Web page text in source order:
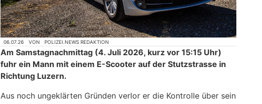
06.07.26 VON POLIZEI.NEWS REDAKTION
Am Samstagnachmittag (4. Juli 2026, kurz vor 15:15 Uhr)
fuhr ein Mann mit einem E-Scooter auf der Stutzstrasse in
Richtung Luzern.
Aus noch ungeklärten Gründen verlor er die Kontrolle über sein